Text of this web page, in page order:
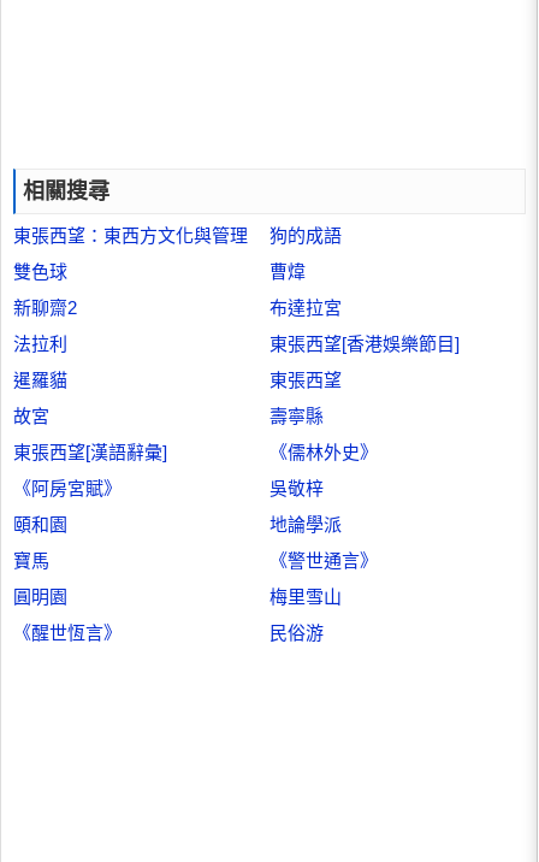
相關搜尋
東張西望：東西方文化與管理
狗的成語
雙色球
曹煒
新聊齋2
布達拉宮
法拉利
東張西望[香港娛樂節目]
暹羅貓
東張西望
故宮
壽寧縣
東張西望[漢語辭彙]
《儒林外史》
《阿房宮賦》
吳敬梓
頤和園
地論學派
寶馬
《警世通言》
圓明園
梅里雪山
《醒世恆言》
民俗游